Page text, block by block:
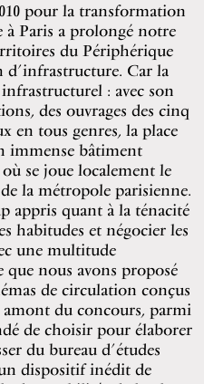
pour la transformation
à Paris a prolongé notre
du Périphérique
Car la
: avec son
des ouvrages des cinq
en tous genres, la place
immense bâtiment
se joue localement le
la métropole parisienne.
appris quant à la ténacité
habitudes et négocier les
une multitude
nous avons proposé
de circulation conçus
amont du concours, parmi
de choisir pour élaborer
du bureau d’études
dispositif inédit de